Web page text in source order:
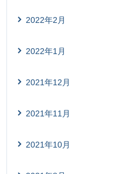
2022年2月
2022年1月
2021年12月
2021年11月
2021年10月